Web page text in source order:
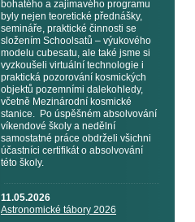
bohatého a zajímavého programu
byly nejen teoretické přednášky,
semináře, praktické činnosti se
složením Schoolsatů – výukového
modelu cubesatu, ale také jsme si
vyzkoušeli virtuální technologie i
praktická pozorování kosmických
objektů pozemními dalekohledy,
včetně Mezinárodní kosmické
stanice. Po úspěšném absolvování
víkendové školy a nedělní
samostatné práce obdrželi všichni
účastníci certifikát o absolvování
této školy.
11.05.2026
Astronomické tábory 2026